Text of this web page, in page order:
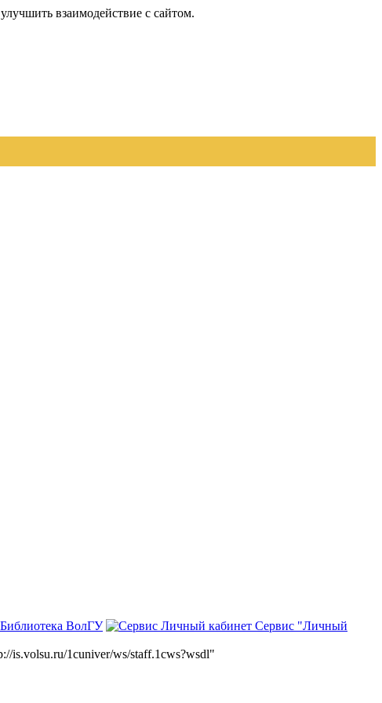
взаимодействие с сайтом.
Библиотека ВолГУ
Сервис "Личный
is.volsu.ru/1cuniver/ws/staff.1cws?wsdl"